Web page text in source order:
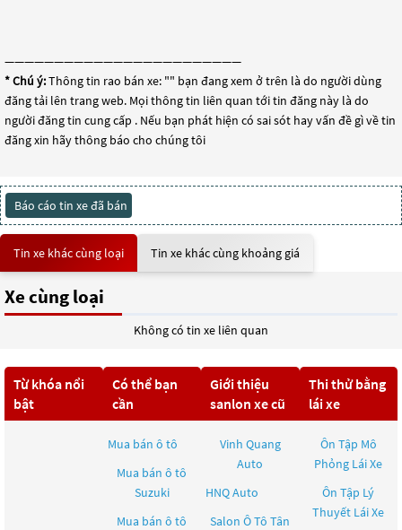
————————————————————————
* Chú ý:Thông tin rao bán xe: "" bạn đang xem ở trên là do người dùng
đăng tải lên trang web. Mọi thông tin liên quan tới tin đăng này là do
người đăng tin cung cấp . Nếu bạn phát hiện có sai sót hay vấn đề gì về tin
đăng xin hãy thông báo cho chúng tôi
Báo cáo tin xe đã bán
Tin xe khác cùng loại Tin xe khác cùng khoảng giá
Xe cùng loại
Không có tin xe liên quan
Từ khóa nổi
bật
Có thể bạn
cần
Mua bán ô tô
Mua bán ô tô
Suzuki
Mua bán ô tô
Giới thiệu
sanlon xe cũ
Vinh Quang
Auto
HNQ Auto
Salon Ô Tô Tân
Thi thử bằng
lái xe
Ôn Tập Mô
Phỏng Lái Xe
Ôn Tập Lý
Thuyết Lái Xe